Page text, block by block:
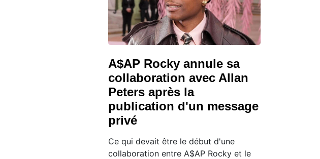
A$AP Rocky annule sa
collaboration avec Allan
Peters après la
publication d'un message
privé
Ce qui devait être le début d'une
collaboration entre A$AP Rocky et le